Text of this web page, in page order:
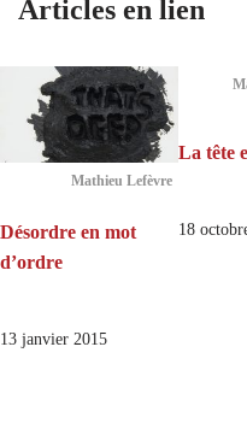
Articles en lien
Mathieu Lefèvre
Désordre en mot
d’ordre
13 janvier 2015
La tête
18